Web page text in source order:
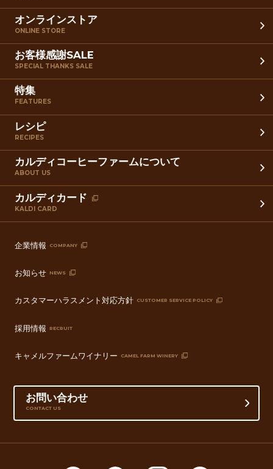
オンラインストア
ONLINE STORE
お客様感謝SALE
SPECIAL THANKS SALE
特集
FEATURES
レシピ
RECIPES
カルディコーヒーファームについて
ABOUT US
カルディカード
KALDI CARD
企業情報 COMPANY
お知らせ NEWS
カスタマーハラスメント対応方針 CUSTOMER SERVICE POLICY
採用情報 RECRUIT
キャメルファームワイナリー CAMEL FARM WINERY
お問い合わせ
CONTACT US